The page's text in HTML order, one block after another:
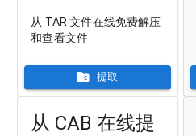
从 TAR 文件在线免费解压
和查看文件
提取
从 CAB 在线提